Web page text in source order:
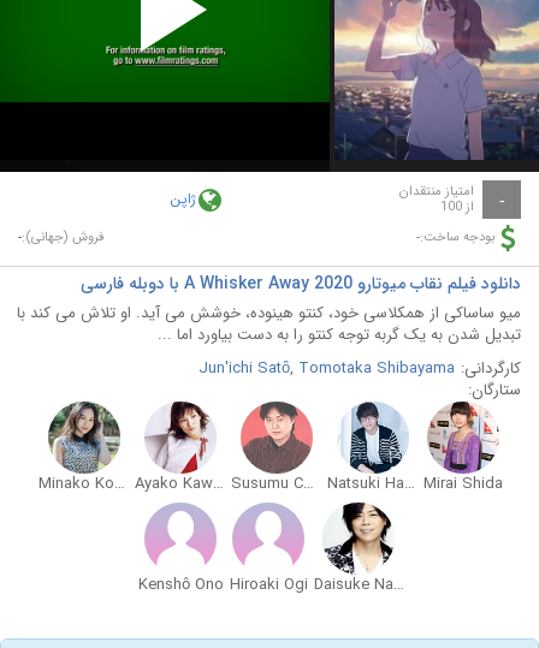
Play
Video
- امتیاز منتقدان
از 100 ژاپن
بودجه ساخت:- فروش (جهانی):-
دانلود فیلم نقاب میوتارو A Whisker Away 2020 با دوبله فارسی
میو ساساکی از همکلاسی خود، کنتو هینوده، خوشش می آید. او تلاش می کند با
تبدیل شدن به یک گربه توجه کنتو را به دست بیاورد اما ...
کارگردانی:
Jun'ichi Satô, Tomotaka Shibayama
ستارگان:
Mirai Shida
Natsuki Hanae
Susumu Chiba
Ayako Kawasumi
Minako Kotobuki
Daisuke Namikawa
Hiroaki Ogi
Kenshô Ono